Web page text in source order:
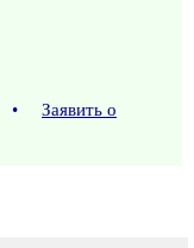
•
Заявить о